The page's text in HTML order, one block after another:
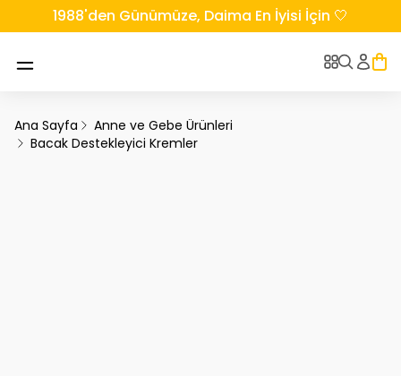
1988'den Günümüze, Daima En İyisi İçin 🤍
Ana Sayfa
Anne ve Gebe Ürünleri
Bacak Destekleyici Kremler